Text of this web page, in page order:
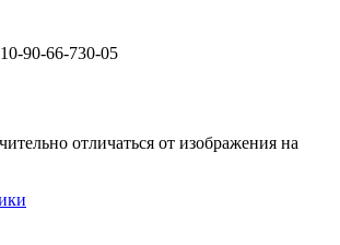
90-66-730-05
отличаться от изображения на